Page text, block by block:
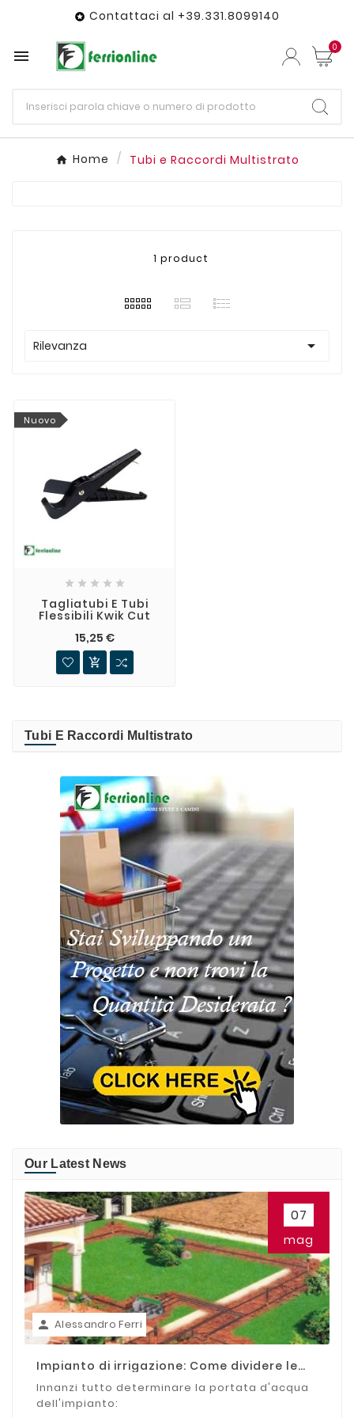
 Contattaci al +39.331.8099140
 0
Home Tubi e Raccordi Multistrato
1 product
Rilevanza 
Nuovo
    
Tagliatubi E Tubi
Flessibili Kwik Cut
15,25 €

Tubi E Raccordi Multistrato
Our Latest News
07
mag
 Alessandro Ferri
Impianto di irrigazione: Come dividere le
Innanzi tutto determinare la portata d'acqua
dell'impianto: